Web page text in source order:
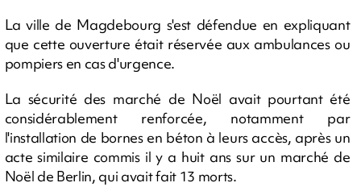
La ville de Magdebourg s'est défendue en expliquant
que cette ouverture était réservée aux ambulances ou
pompiers en cas d'urgence.
La sécurité des marché de Noël avait pourtant été
considérablement renforcée, notamment par
l'installation de bornes en béton à leurs accès, après un
acte similaire commis il y a huit ans sur un marché de
Noël de Berlin, qui avait fait 13 morts.